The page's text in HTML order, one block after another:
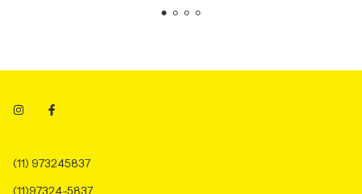
(11) 973245837
(11)97324-5837